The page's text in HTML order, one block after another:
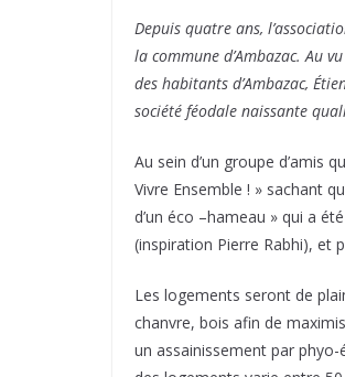
Depuis quatre ans,
la commune d’Ambazac. Au
des habitants d’Ambazac,
société féodale naissante
Au sein d’un groupe d’amis
Vivre Ensemble ! » sachant
d’un éco –hameau » qui a
(inspiration Pierre Rabhi), et
Les logements seront de
chanvre, bois afin de
un assainissement par